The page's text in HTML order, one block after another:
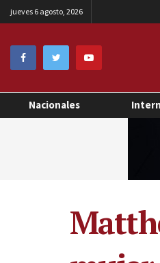
jueves 6 agosto, 2026
Nacionales